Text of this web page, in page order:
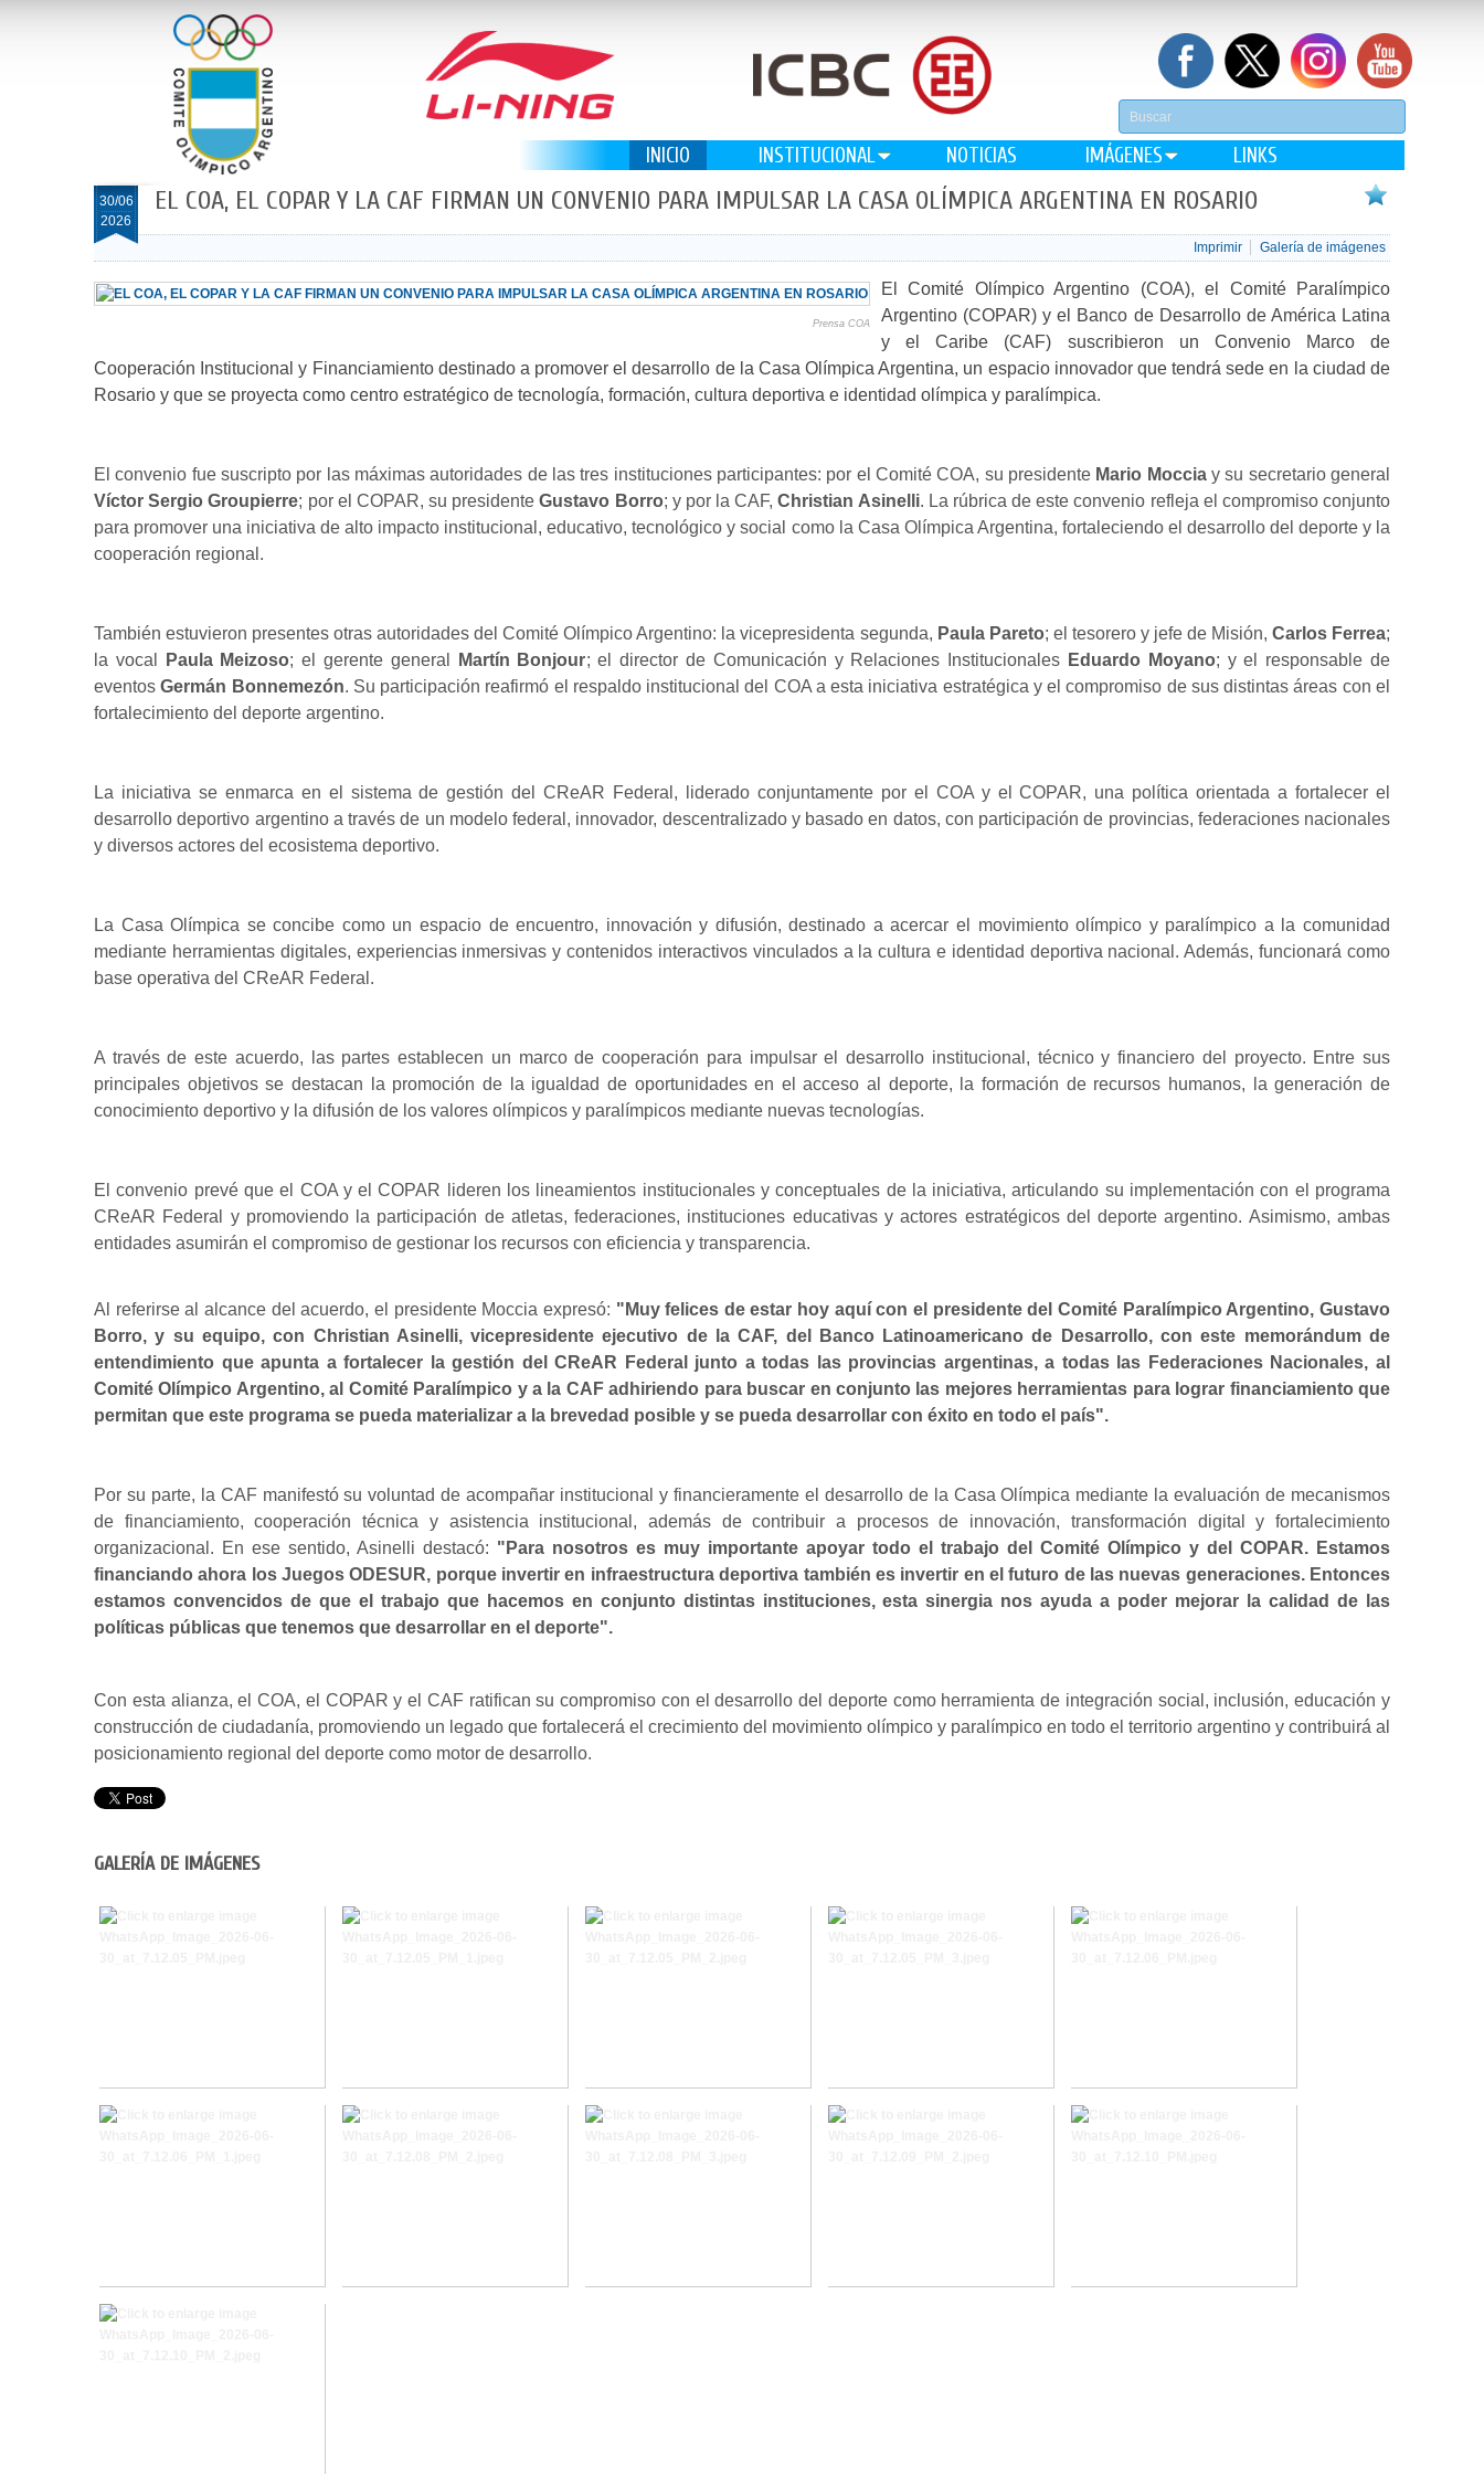
INICIO INSTITUCIONAL NOTICIAS IMÁGENES LINKS
30/06
2026
EL COA, EL COPAR Y LA CAF FIRMAN UN CONVENIO PARA IMPULSAR LA CASA OLÍMPICA ARGENTINA EN ROSARIO
Imprimir Galería de imágenes
Prensa COA
El Comité Olímpico Argentino (COA), el Comité Paralímpico
Argentino (COPAR) y el Banco de Desarrollo de América Latina
y el Caribe (CAF) suscribieron un Convenio Marco de
Cooperación Institucional y Financiamiento destinado a promover el desarrollo de la Casa Olímpica Argentina, un espacio innovador que tendrá sede en la ciudad de
Rosario y que se proyecta como centro estratégico de tecnología, formación, cultura deportiva e identidad olímpica y paralímpica.
El convenio fue suscripto por las máximas autoridades de las tres instituciones participantes: por el Comité COA, su presidente Mario Mocciay su secretario general
Víctor Sergio Groupierre; por el COPAR, su presidenteGustavo Borro; y por la CAF,Christian Asinelli. La rúbrica de este convenio refleja el compromiso conjunto
para promover una iniciativa de alto impacto institucional, educativo, tecnológico y social como la Casa Olímpica Argentina, fortaleciendo el desarrollo del deporte y la
cooperación regional.
También estuvieron presentes otras autoridades del Comité Olímpico Argentino: la vicepresidenta segunda, Paula Pareto; el tesorero y jefe de Misión, Carlos Ferrea;
la vocal
Paula Meizoso; el gerente general Martín Bonjour; el director de Comunicación y Relaciones Institucionales Eduardo Moyano; y el responsable de
eventos Germán Bonnemezón. Su participación reafirmó el respaldo institucional del COA a esta iniciativa estratégica y el compromiso de sus distintas áreas con el
fortalecimiento del deporte argentino.
La iniciativa se enmarca en el sistema de gestión del CReAR Federal, liderado conjuntamente por el COA y el COPAR, una política orientada a fortalecer el
desarrollo deportivo argentino a través de un modelo federal, innovador, descentralizado y basado en datos, con participación de provincias, federaciones nacionales
y diversos actores del ecosistema deportivo.
La Casa Olímpica se concibe como un espacio de encuentro, innovación y difusión, destinado a acercar el movimiento olímpico y paralímpico a la comunidad
mediante herramientas digitales, experiencias inmersivas y contenidos interactivos vinculados a la cultura e identidad deportiva nacional. Además, funcionará como
base operativa del CReAR Federal.
A través de este acuerdo, las partes establecen un marco de cooperación para impulsar el desarrollo institucional, técnico y financiero del proyecto. Entre sus
principales objetivos se destacan la promoción de la igualdad de oportunidades en el acceso al deporte, la formación de recursos humanos, la generación de
conocimiento deportivo y la difusión de los valores olímpicos y paralímpicos mediante nuevas tecnologías.
El convenio prevé que el COA y el COPAR lideren los lineamientos institucionales y conceptuales de la iniciativa, articulando su implementación con el programa
CReAR Federal y promoviendo la participación de atletas, federaciones, instituciones educativas y actores estratégicos del deporte argentino. Asimismo, ambas
entidades asumirán el compromiso de gestionar los recursos con eficiencia y transparencia.
Al referirse al alcance del acuerdo, el presidente Moccia expresó: "Muy felices de estar hoy aquí con el presidente del Comité Paralímpico Argentino, Gustavo
Borro, y su equipo, con Christian Asinelli, vicepresidente ejecutivo de la CAF, del Banco Latinoamericano de Desarrollo, con este memorándum de
entendimiento que apunta a fortalecer la gestión del CReAR Federal junto a todas las provincias argentinas, a todas las Federaciones Nacionales, al
Comité Olímpico Argentino, al Comité Paralímpico y a la CAF adhiriendo para buscar en conjunto las mejores herramientas para lograr financiamiento que
permitan que este programa se pueda materializar a la brevedad posible y se pueda desarrollar con éxito en todo el país".
Por su parte, la CAF manifestó su voluntad de acompañar institucional y financieramente el desarrollo de la Casa Olímpica mediante la evaluación de mecanismos
de financiamiento, cooperación técnica y asistencia institucional, además de contribuir a procesos de innovación, transformación digital y fortalecimiento
organizacional. En ese sentido, Asinelli destacó: "Para nosotros es muy importante apoyar todo el trabajo del Comité Olímpico y del COPAR. Estamos
financiando ahora los Juegos ODESUR, porque invertir en infraestructura deportiva también es invertir en el futuro de las nuevas generaciones. Entonces
estamos convencidos de que el trabajo que hacemos en conjunto distintas instituciones, esta sinergia nos ayuda a poder mejorar la calidad de las
políticas públicas que tenemos que desarrollar en el deporte".
Con esta alianza, el COA, el COPAR y el CAF ratifican su compromiso con el desarrollo del deporte como herramienta de integración social, inclusión, educación y
construcción de ciudadanía, promoviendo un legado que fortalecerá el crecimiento del movimiento olímpico y paralímpico en todo el territorio argentino y contribuirá al
posicionamiento regional del deporte como motor de desarrollo.
GALERÍA DE IMÁGENES